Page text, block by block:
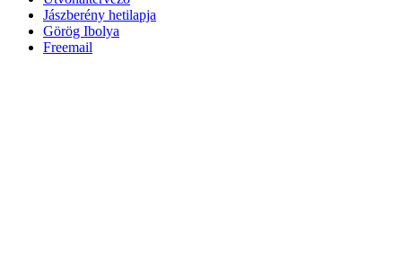
Jászberény hetilapja
Görög Ibolya
Freemail